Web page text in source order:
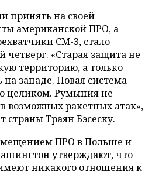
принять на своей
американской ПРО, а
СМ-3, стало
четверг. «Старая защита не
территорию, а только
западе. Новая система
целиком. Румыния не
возможных ракетных атак», –
страны Траян Бэсеску.
ПРО в Польше и
утверждают, что
никакого отношения к